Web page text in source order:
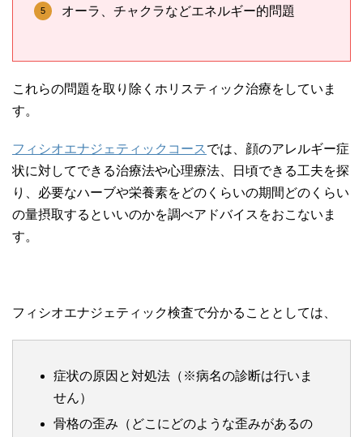
オーラ、チャクラなどエネルギー的問題
これらの問題を取り除くホリスティック治療をしていま
す。
フィシオエナジェティックコース では、顔のアレルギー症
状に対してできる治療法や心理療法、日頃できる工夫を探
り、必要なハーブや栄養素をどのくらいの期間どのくらい
の量摂取するといいのかを調べアドバイスをおこないま
す。
フィシオエナジェティック検査で分かることとしては、
症状の原因と対処法（※病名の診断は行いま
せん）
骨格の歪み（どこにどのような歪みがあるの